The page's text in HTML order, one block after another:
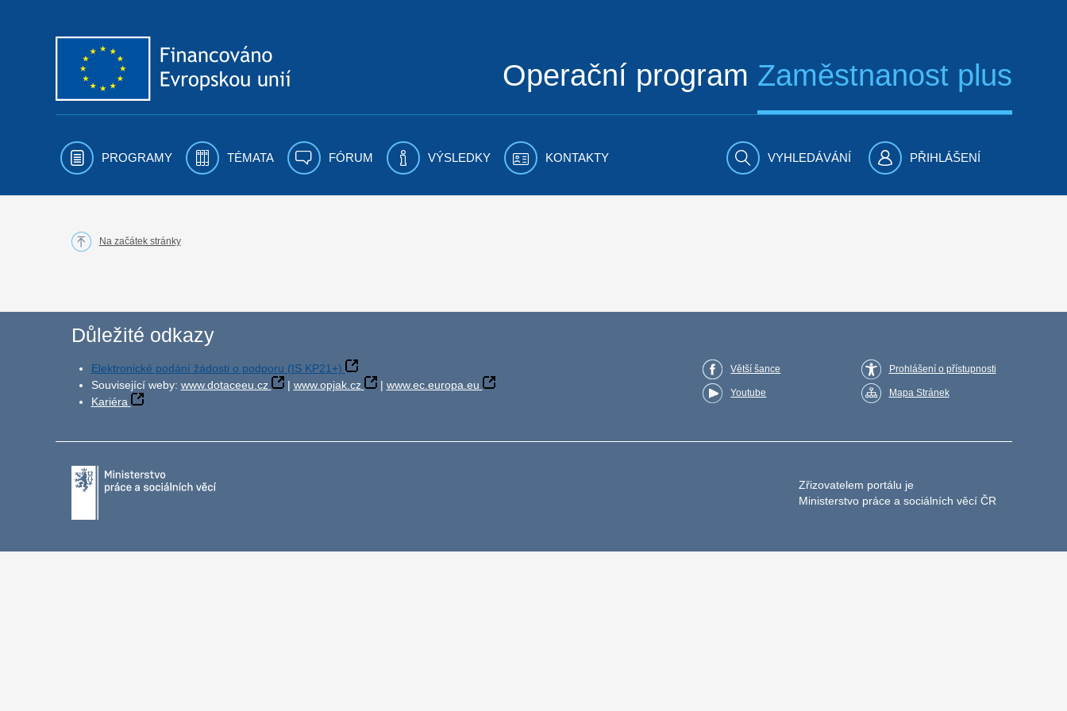
Operační program Zaměstnanost plus
PROGRAMY TÉMATA FÓRUM VÝSLEDKY KONTAKTY VYHLEDÁVÁNÍ PŘIHLÁŠENÍ
Na začátek stránky
Důležité odkazy
Elektronické podání žádosti o podporu (IS KP21+)
Související weby: www.dotaceeu.cz | www.opjak.cz | www.ec.europa.eu
Kariéra
Větší šance
Youtube
Prohlášení o přístupnosti
Mapa Stránek
Zřizovatelem portálu je
Ministerstvo práce a sociálních věcí ČR